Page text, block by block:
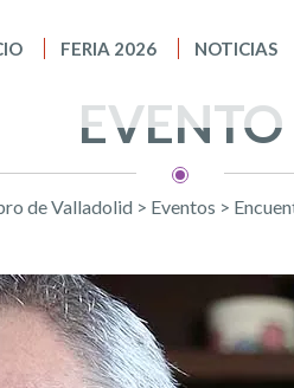
FERIA 2026 NOTICIAS
EVENTO
de Valladolid > Eventos >